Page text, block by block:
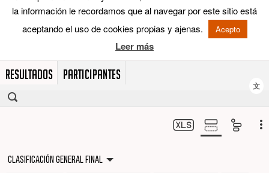
RESULTADOS PARTICIPANTES
文
Clasificación general final